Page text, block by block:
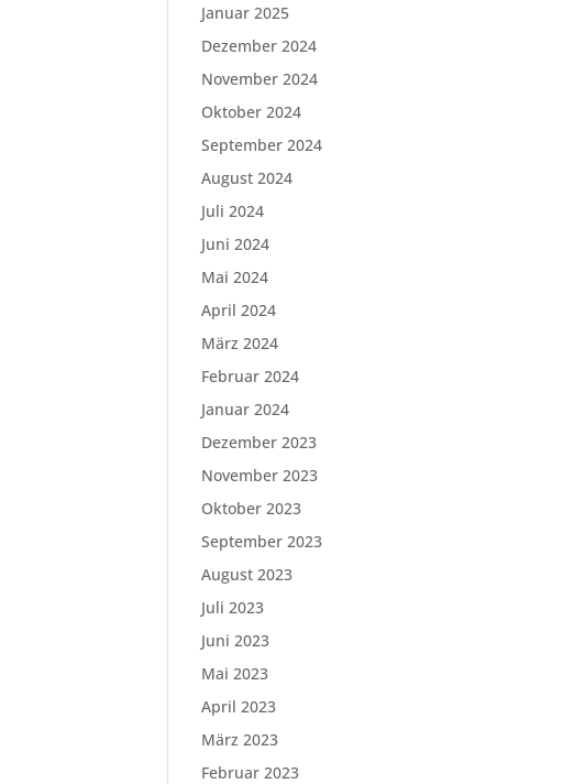
Januar 2025
Dezember 2024
November 2024
Oktober 2024
September 2024
August 2024
Juli 2024
Juni 2024
Mai 2024
April 2024
März 2024
Februar 2024
Januar 2024
Dezember 2023
November 2023
Oktober 2023
September 2023
August 2023
Juli 2023
Juni 2023
Mai 2023
April 2023
März 2023
Februar 2023